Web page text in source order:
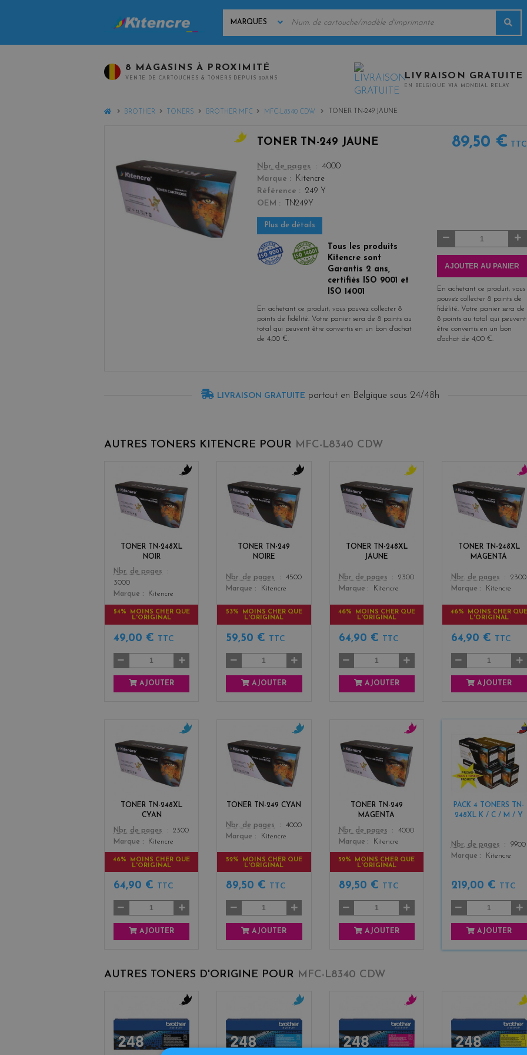
CLÉS
8 MAGASINS À PROXIMITÉ
VENTE DE CARTOUCHES & TONERS DEPUIS 20ANS LIVRAISON GRATUITE
EN BELGIQUE VIA MONDIAL RELAY.
HOMEBROTHER TONERS BROTHER MFC MFC-L8340 CDW TONER TN-249 JAUNE
TONER TN-249 JAUNE
color
l
l
Nbr. de pages
4000
Marque
Kitencre
Référence
249 Y
OEM
TN249Y
Plus de détails
Tous les produits
Kitencre sont
Garantis 2 ans,
certifiés ISO 9001 et
ISO 14001
En achetant ce produit, vous pouvez collecter8
points de fidélité. Votre panier sera de8 points au
total qui peuvent être convertis en un bon d'achat
de4,00 €.
89,50 € TTC
AJOUTER AU PANIER
En achetant ce produit, vous
pouvez collecter 8points de
fidélité. Votre panier sera de
8pointsau total qui peuvent
être convertis en un bon
d'achat de 4,00 €.
LIVRAISON GRATUITE partout en Belgique sous 24/48h
AUTRES TONERS KITENCRE POUR MFC-L8340 CDW
TONER TN-248XL
NOIR
Color
l
a
c
k
Nbr. de pages
3000
Marque
Kitencre
54% MOINS CHER QUE
L'ORIGINAL
49,00 € TTC
AJOUTER
TONER TN-249
NOIRE
Color
l
a
c
k
Nbr. de pages
4500
Marque
Kitencre
53% MOINS CHER QUE
L'ORIGINAL
59,50 € TTC
AJOUTER
TONER TN-248XL
JAUNE
Color
e
l
l
o
Nbr. de pages
2300
Marque
Kitencre
46% MOINS CHER QUE
L'ORIGINAL
64,90 € TTC
AJOUTER
TONER TN-248XL
MAGENTA
Color
a
g
e
n
a
Nbr. de pages
2300
Marque
Kitencre
46% MOINS CHER QUE
L'ORIGINAL
64,90 € TTC
AJOUTER
TONER TN-248XL
CYAN
Color
y
a
n
Nbr. de pages
2300
Marque
Kitencre
46% MOINS CHER QUE
L'ORIGINAL
64,90 € TTC
AJOUTER
TONER TN-249 CYAN
Color
y
a
n
Nbr. de pages
4000
Marque
Kitencre
52% MOINS CHER QUE
L'ORIGINAL
89,50 € TTC
AJOUTER
TONER TN-249
MAGENTA
Color
a
g
e
n
Nbr. de pages
4000
Marque
Kitencre
52% MOINS CHER QUE
L'ORIGINAL
89,50 € TTC
AJOUTER
PACK 4 TONERS TN-
248XL K / C / M / Y
Color
a
c
3
Nbr. de pages
9900
Marque
Kitencre
219,00 € TTC
AJOUTER
AUTRES TONERS D'ORIGINE POUR MFC-L8340 CDW
l
a
c
y
a
n
a
g
e
e
l
l